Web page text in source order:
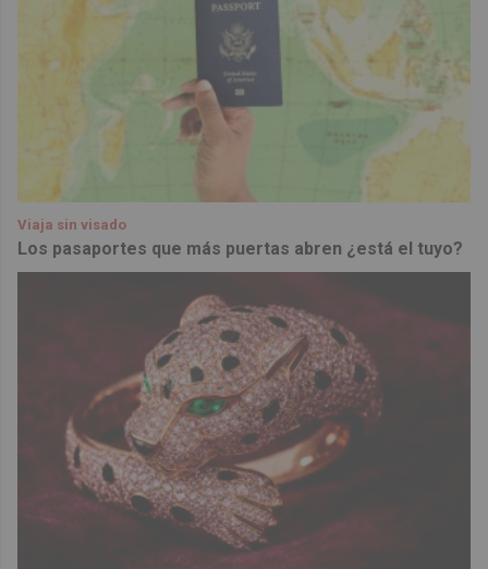
Viaja sin visado
Los pasaportes que más puertas abren ¿está el tuyo?